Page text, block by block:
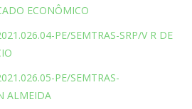
ECONÔMICO
PE/SEMTRAS-SRP/V R DE
PE/SEMTRAS-
ALMEIDA